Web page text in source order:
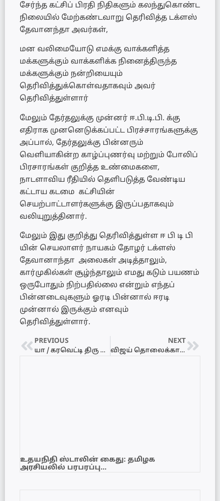
சேர்ந்த கட்சிப் பிரதி நிதிகளும் கலந்துகொண்ட
நிலையில் மேற்கண்டவாறு தெரிவித்த டக்ளஸ்
தேவானந்தா அவர்கள்,
மன வலிமையோடு எமக்கு வாக்களித்த
மக்களுக்கும் வாக்களிக்க நினைத்திருந்த
மக்களுக்கும் நன்றியையும்
தெரிவித்துக்கொள்வதாகவும் அவர்
தெரிவித்துள்ளார்
மேலும் தேர்தலுக்கு முன்னர் ஈ.பி.டி.பி. க்கு
எதிராக முனனெடுக்கப்பட்ட பிரச்சாரங்களுக்கு
அப்பால், தேர்தலுக்கு பின்னரும்
வெளியாகின்ற காழ்ப்புணர்வு மற்றும் போலிப்
பிரசாரங்கள் குறித்த உண்மைகளை,
நாடளாவிய ரீதியில் தெளிபடுத்த வேண்டிய
கட்டாய கடமை கட்சியின்
செயற்பாட்டாளர்களுக்கு இருப்பதாகவும்
வலியுறுத்தினார்.
மேலும் இது குறித்து தெரிவித்துள்ள ஈ பி டி பி
யின் செயலாளர் நாயகம் தோழர் டக்ளஸ்
தேவானாந்தா அலைகள் அடித்தாலும்,
கார்முகில்கள் சூழ்ந்தாலும் எமது கடும் பயணம்
ஒருபோதும் நிற்பதில்லை என்றும் எந்தப்
பின்னடைவுகளும் ஓரடி பின்னால் ஈரடி
முன்னால் இருக்கும் எனவும்
தெரிவித்துள்ளார்.
PREVIOUS
யா / கரவெட்டி திரு இருதய கல்லூரியின் பரிசளிப்பு விழா!
NEXT
விஜய் தொலைக்காட்சி மேடையில் கலக்கவுள்ள யாழ். குயில் பிரியங்கா!
உதயநிதி ஸ்டாலின் கைது: தமிழக
அரசியலில் பரபரப்பு…